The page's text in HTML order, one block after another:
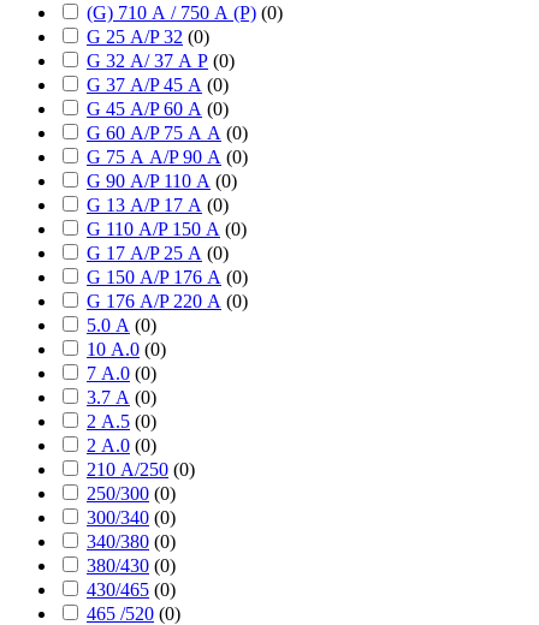
(G) 710 А / 750 А (P) (0)
G 25 А/P 32 (0)
G 32 А/ 37 А P (0)
G 37 А/P 45 А (0)
G 45 А/P 60 А (0)
G 60 А/P 75 А А (0)
G 75 А А/P 90 А (0)
G 90 А/P 110 А (0)
G 13 А/P 17 А (0)
G 110 А/P 150 А (0)
G 17 А/P 25 А (0)
G 150 А/P 176 А (0)
G 176 А/P 220 А (0)
5.0 А (0)
10 А.0 (0)
7 А.0 (0)
3.7 А (0)
2 А.5 (0)
2 А.0 (0)
210 А/250 (0)
250/300 (0)
300/340 (0)
340/380 (0)
380/430 (0)
430/465 (0)
465 /520 (0)